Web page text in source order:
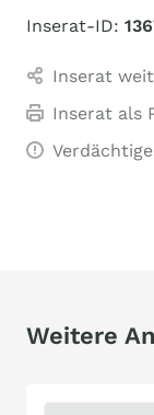
Inserat-ID:
Inserat
Inserat als
Weitere